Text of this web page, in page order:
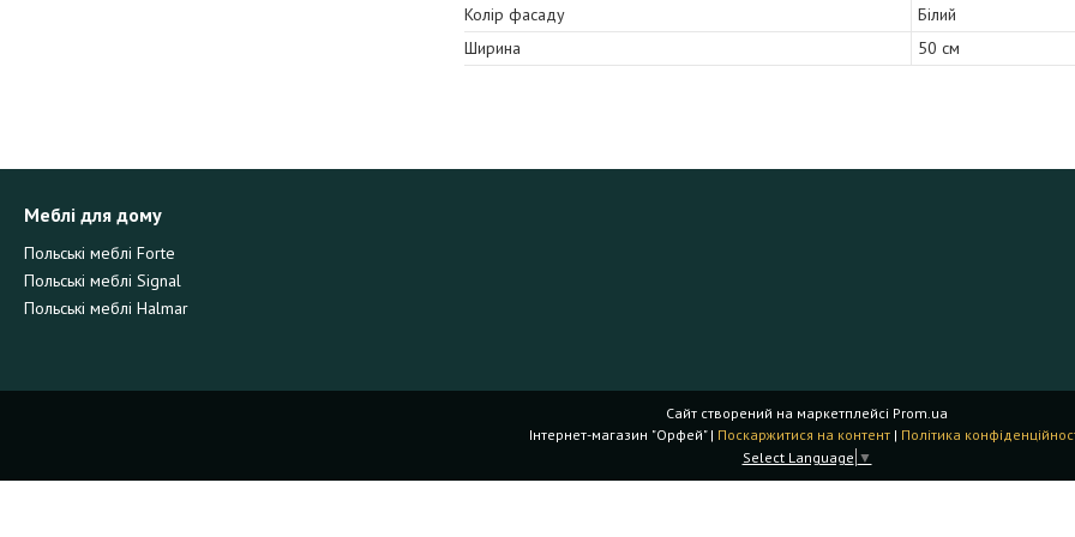
Колір фасаду
Білий
Ширина
50 см
Меблі для дому
Польські меблі Forte
Польські меблі Signal
Польські меблі Halmar
Сайт створений на маркетплейсі Prom.ua
Інтернет-магазин "Орфей" | Поскаржитися на контент | Політика
Select Language ▼